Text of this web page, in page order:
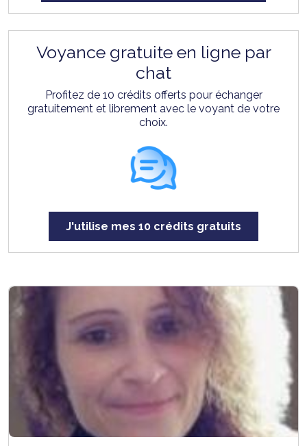
Voyance gratuite en ligne par
chat
Profitez de 10 crédits offerts pour échanger
gratuitement et librement avec le voyant de votre
choix.
J'utilise mes 10 crédits gratuits